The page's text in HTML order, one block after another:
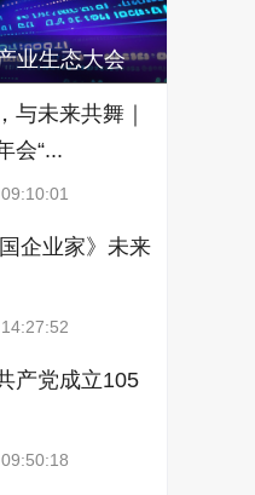
业生态大会
与未来共舞｜
会“...
企业家》未来
产党成立105